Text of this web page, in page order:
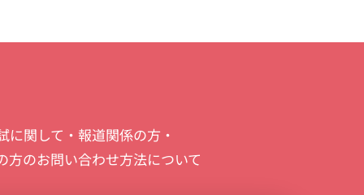
に関して・報道関係の方・
方のお問い合わせ方法について